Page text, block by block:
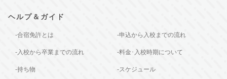
ヘルプ＆ガイド
-合宿免許とは -申込から入校までの流れ
-入校から卒業までの流れ -料金･入校時期について
-持ち物 -スケジュール